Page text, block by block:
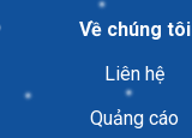
Về chúng tôi
Liên hệ
Quảng cáo